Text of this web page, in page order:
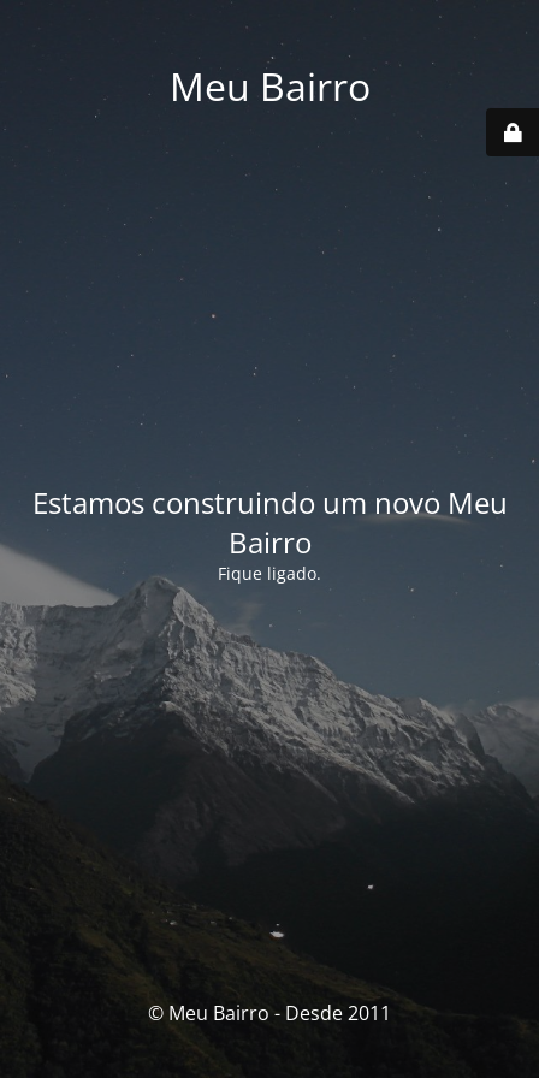
Meu Bairro
Estamos construindo um novo Meu
Bairro
Fique ligado.
© Meu Bairro - Desde 2011